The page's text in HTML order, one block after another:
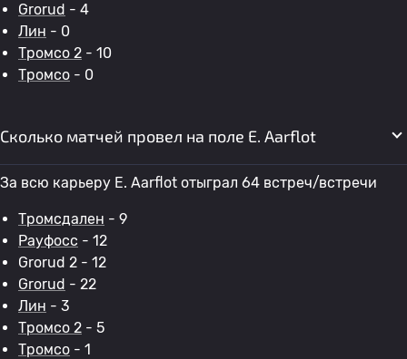
Grorud - 4
Лин - 0
Тромсо 2 - 10
Тромсо - 0
Сколько матчей провел на поле E. Aarflot
За всю карьеру E. Aarflot отыграл 64 встреч/встречи
Тромсдален - 9
Рауфосс - 12
Grorud 2 - 12
Grorud - 22
Лин - 3
Тромсо 2 - 5
Тромсо - 1